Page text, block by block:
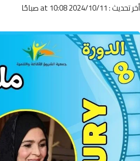
أخر تحديث : 2024/10/11 at 10:08 صباحًا